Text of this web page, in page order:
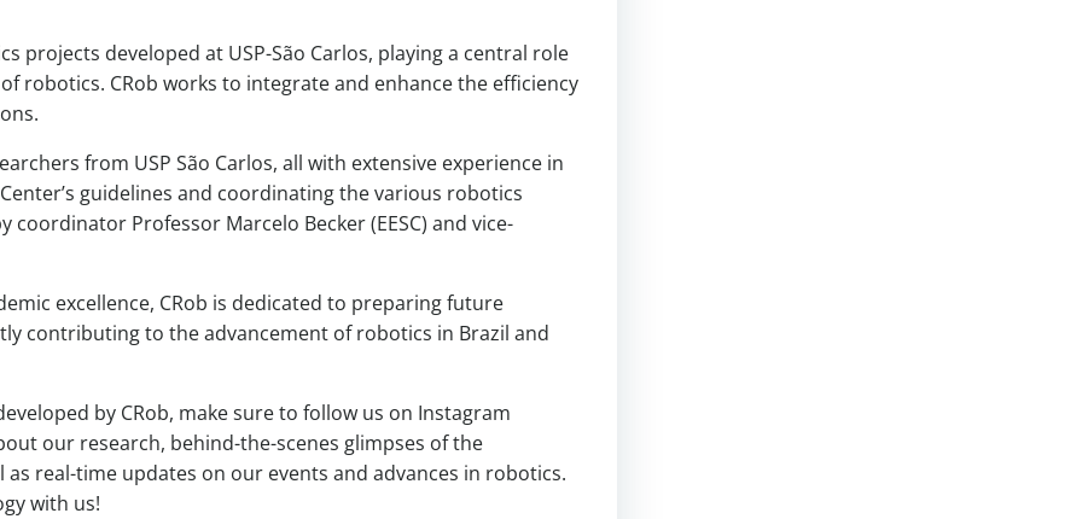
projects developed at USP-São Carlos, playing a central role
robotics. CRob works to integrate and enhance the efficiency
from USP São Carlos, all with extensive experience in
guidelines and coordinating the various robotics
Professor Marcelo Becker (EESC) and vice-
excellence, CRob is dedicated to preparing future
contributing to the advancement of robotics in Brazil and
by CRob, make sure to follow us on Instagram
our research, behind-the-scenes glimpses of the
real-time updates on our events and advances in robotics.
with us!